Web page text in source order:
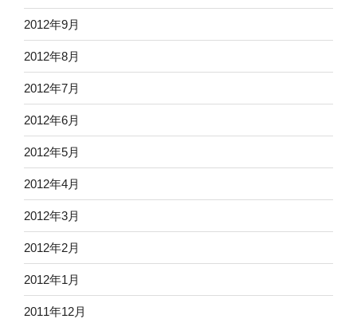
2012年9月
2012年8月
2012年7月
2012年6月
2012年5月
2012年4月
2012年3月
2012年2月
2012年1月
2011年12月